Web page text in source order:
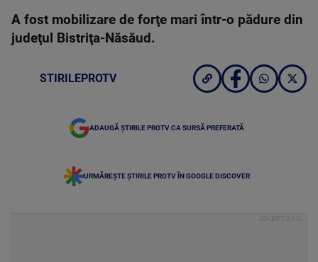
A fost mobilizare de forţe mari într-o pădure din
judeţul Bistriţa-Năsăud.
STIRILEPROTV
ADAUGĂ ȘTIRILE PROTV CA SURSĂ PREFERATĂ
URMĂREȘTE ȘTIRILE PROTV ÎN GOOGLE DISCOVER